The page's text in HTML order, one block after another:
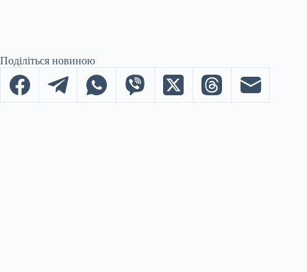
Поділіться новиною